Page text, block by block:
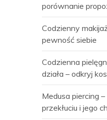
porównanie
Codzienny
pewność siebie
Codzienna
działa – odkryj
Medusa piercing
przekłuciu i jego